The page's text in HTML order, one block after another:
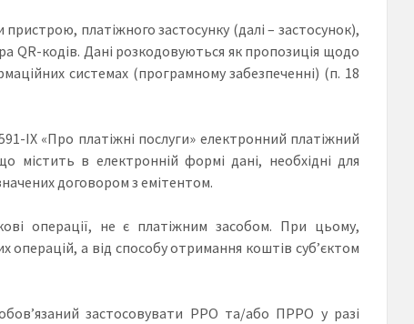
платіжного застосунку (далі – застосунок),
QR-кодів. Дані розкодовуються як пропозиція щодо
системах (програмному забезпеченні) (п. 18
IX «Про платіжні послуги» електронний платіжний
містить в електронній формі дані, необхідні для
договором з емітентом.
операції, не є платіжним засобом. При цьому,
а від способу отримання коштів суб’єктом
застосовувати РРО та/або ПРРО у разі